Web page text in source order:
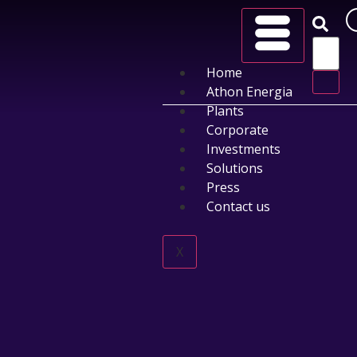
Home
Athon Energia
Plants
Corporate
Investments
Solutions
Press
Contact us
X